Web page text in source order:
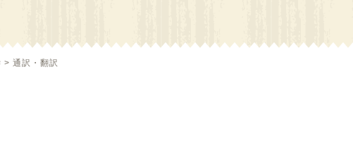
> 通訳・翻訳